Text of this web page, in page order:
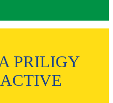
PRILIGY